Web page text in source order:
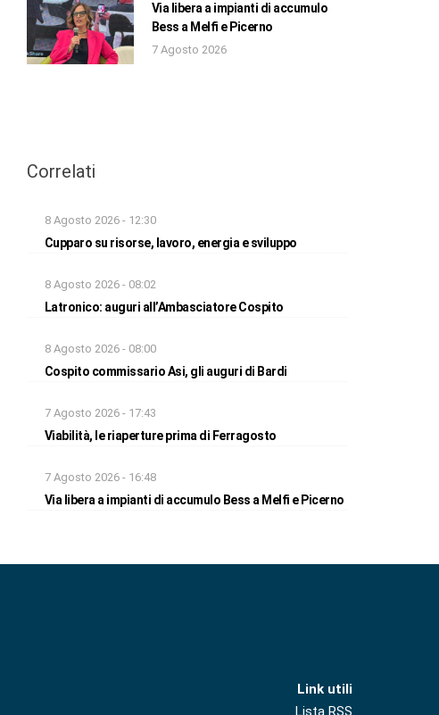
Via libera a impianti di accumulo
Bess a Melfi e Picerno
7 Agosto 2026
Correlati
8 Agosto 2026 - 12:30
Cupparo su risorse, lavoro, energia e sviluppo
8 Agosto 2026 - 08:02
Latronico: auguri all’Ambasciatore Cospito
8 Agosto 2026 - 08:00
Cospito commissario Asi, gli auguri di Bardi
7 Agosto 2026 - 17:43
Viabilità, le riaperture prima di Ferragosto
7 Agosto 2026 - 16:48
Via libera a impianti di accumulo Bess a Melfi e Picerno
Link utili
Lista RSS